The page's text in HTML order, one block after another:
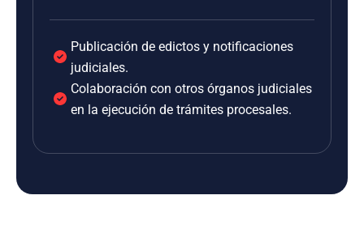
Publicación de edictos y notificaciones
judiciales.
Colaboración con otros órganos judiciales
en la ejecución de trámites procesales.